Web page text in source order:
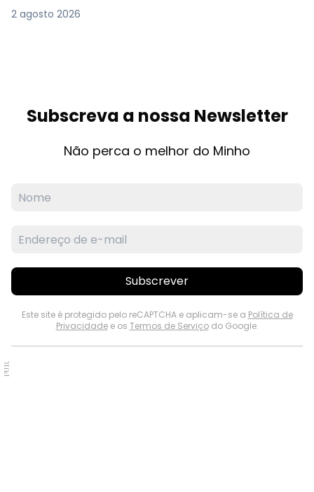
2 agosto 2026
Subscreva a nossa Newsletter
Não perca o melhor do Minho
Subscrever
Este site é protegido pelo reCAPTCHA e aplicam-se a Política de
Privacidadee os Termos de Serviçodo Google.
PUB.